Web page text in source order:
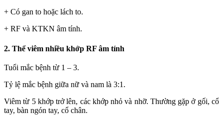
+ Có gan to hoặc lách to.
+ RF và KTKN âm tính.
2. Thể viêm nhiều khớp RF âm tính
Tuổi mắc bệnh từ 1 – 3.
Tỷ lệ mắc bệnh giữa nữ và nam là 3:1.
Viêm từ 5 khớp trở lên, các khớp nhỏ và nhỡ. Thường gặp ở gối, cổ
tay, bàn ngón tay, cổ chân.